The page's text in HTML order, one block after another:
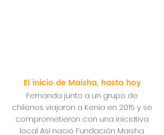
El inicio de Maisha, hasta hoy
Fernanda junto a un grupo de
chilenos viajaron a Kenia en 2015 y se
comprometieron con una iniciativa
local Así nació Fundación Maisha.